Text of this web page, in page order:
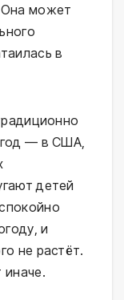
Она может
в
год — в США,
детей
и
не растёт.
иначе.